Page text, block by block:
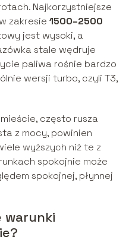
Najkorzystniejsze
zakresie 1500–2500
jest wysoki, a
stale wędruje
paliwa rośnie bardzo
wersji turbo, czyli T3,
często rusza
z mocy, powinien
wyższych niż te z
spokojnie może
spokojnej, płynnej
warunki